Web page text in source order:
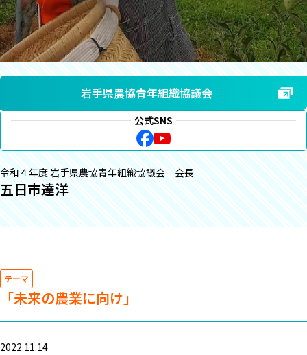
岩手県農協青年組織協議会
公式SNS
令和４年度 岩手県農協青年組織協議会 会長
五日市達洋
テーマ
「未来の農業に向け」
2022.11.14